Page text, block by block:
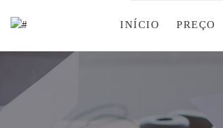
INÍCIO PREÇO